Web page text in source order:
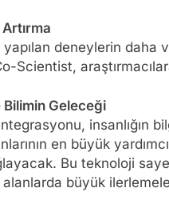
yapılan deneylerin
Scientist,
Geleceği
insanlığın
en büyük
Bu teknoloji
büyük